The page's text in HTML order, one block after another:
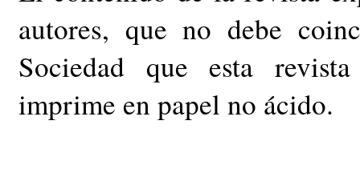
autores, que no debe
Sociedad que esta
imprime en papel no ácido.